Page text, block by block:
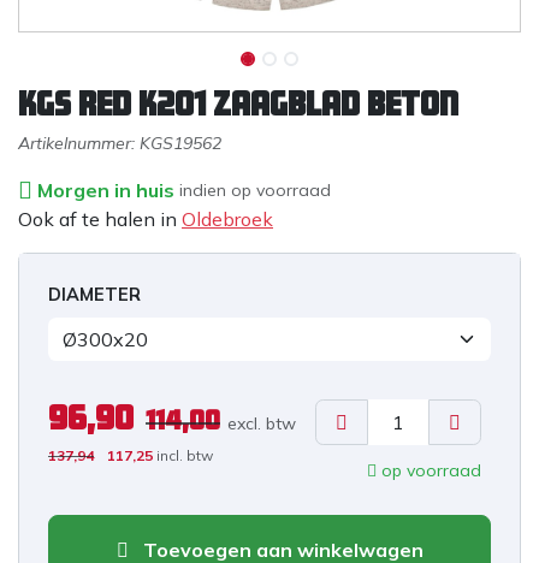
KGS Red K201 zaagblad beton
Artikelnummer: KGS19562
Morgen in huis indien op voorraad
Ook af te halen in Oldebroek
DIAMETER
96,90 114,00 excl. btw
137,94 117,25 incl. btw
op voorraad
Toevoegen aan winkelwagen